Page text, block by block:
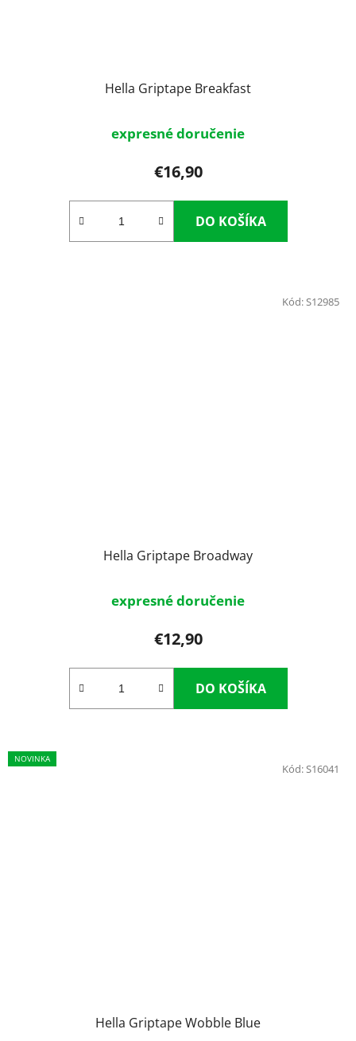
Hella Griptape Breakfast
expresné doručenie
€16,90
DO KOŠÍKA
Hella Griptape Broadway
expresné doručenie
€12,90
DO KOŠÍKA
Kód:S12985
NOVINKA
Hella Griptape Wobble Blue
Kód:S16041